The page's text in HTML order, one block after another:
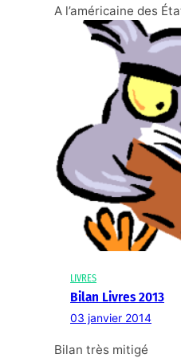
A l’américaine des
LIVRES
Bilan Livres 2013
03 janvier 2014
Bilan très mitigé